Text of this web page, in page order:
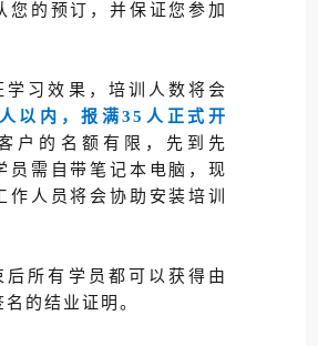
您的预订，并保证您参加
学习效果，培训人数将会
以内，报满35人正式开
户的名额有限，先到先
员需自带笔记本电脑，现
作人员将会协助安装培训
后所有学员都可以获得由
的结业证明。